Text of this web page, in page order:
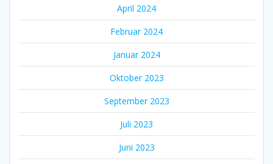
April 2024
Februar 2024
Januar 2024
Oktober 2023
September 2023
Juli 2023
Juni 2023